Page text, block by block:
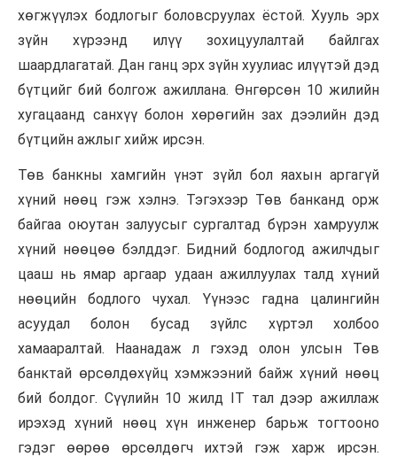
хөгжүүлэх бодлогыг боловсруулах ёстой. Хууль эрх
зүйн хүрээнд илүү зохицуулалтай байлгах
шаардлагатай. Дан ганц эрх зүйн хуулиас илүүтэй дэд
бүтцийг бий болгож ажиллана. Өнгөрсөн 10 жилийн
хугацаанд санхүү болон хөрөгийн зах дээлийн дэд
бүтцийн ажлыг хийж ирсэн.
Төв банкны хамгийн үнэт зүйл бол яахын аргагүй
хүний нөөц гэж хэлнэ. Тэгэхээр Төв банканд орж
байгаа оюутан залуусыг сургалтад бүрэн хамруулж
хүний нөөцөө бэлддэг. Бидний бодлогод ажилчдыг
цааш нь ямар аргаар удаан ажиллуулах талд хүний
нөөцийн бодлого чухал. Үүнээс гадна цалингийн
асуудал болон бусад зүйлс хүртэл холбоо
хамааралтай. Наанадаж л гэхэд олон улсын Төв
банктай өрсөлдөхүйц хэмжээний байж хүний нөөц
бий болдог. Сүүлийн 10 жилд IT тал дээр ажиллаж
ирэхэд хүний нөөц хүн инженер барьж тогтооно
гэдэг өөрөө өрсөлдөгч ихтэй гэж харж ирсэн.